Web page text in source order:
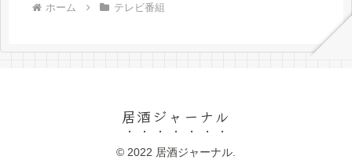
ホーム テレビ番組
居酒ジャーナル
© 2022 居酒ジャーナル.